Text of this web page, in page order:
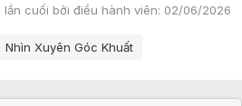
lần cuối bởi điều hành viên: 02/06/2026
Nhìn Xuyên Góc Khuất